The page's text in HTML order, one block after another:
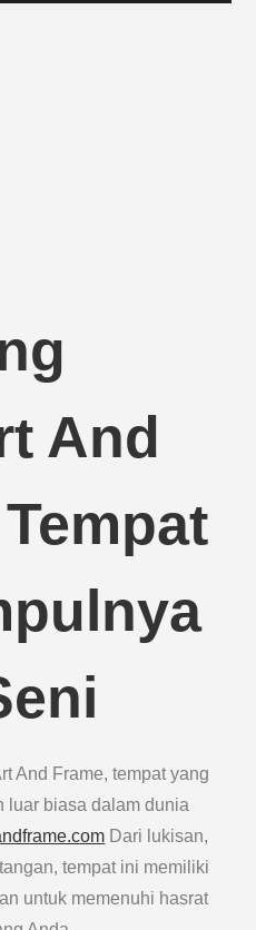
And
And Frame, tempat yang
luar biasa dalam dunia
Dari lukisan,
tempat ini memiliki
untuk memenuhi hasrat